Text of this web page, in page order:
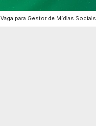
Vaga para Gestor de Mídias Sociais